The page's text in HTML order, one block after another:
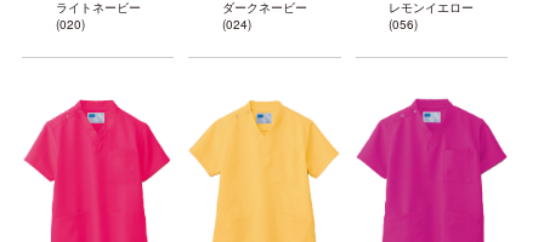
ライトネービー
(020)
ダークネービー
(024)
レモンイエロー
(056)